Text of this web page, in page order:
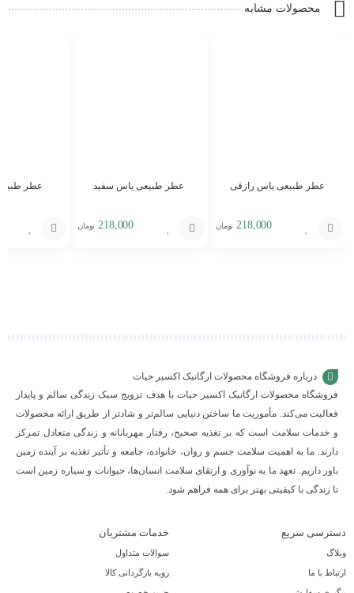
محصولات مشابه
عطر طبیعی یاس رازقی
218,000 تومان
عطر طبیعی یاس سفید
218,000 تومان
عطر
درباره فروشگاه محصولات ارگانیک اکسیر حیات
فروشگاه محصولات ارگانیک اکسیر حیات با هدف ترویج سبک زندگی سالم و پایدار
فعالیت می‌کند. مأموریت ما ساختن دنیایی سالم‌تر و شادتر از طریق ارائه محصولات
و خدمات سلامت است که بر تغذیه صحیح، رفتار مهربانانه و زندگی متعادل تمرکز
دارند. ما به اهمیت سلامت جسم و روان، خانواده، جامعه و تأثیر تغذیه بر آینده زمین
باور داریم. تعهد ما به نوآوری و ارتقای سلامت انسان‌ها، حیوانات و سیاره زمین است
تا زندگی با کیفیتی بهتر برای همه فراهم شود.
دسترسی سریع
وبلاگ
ارتباط با ما
خدمات مشتریان
سوالات متداول
رویه بازگردانی کالا